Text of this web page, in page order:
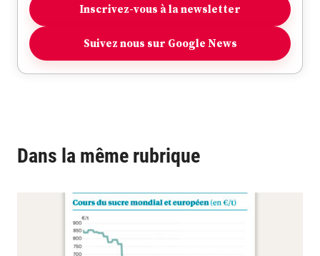
Inscrivez-vous à la newsletter
Suivez nous sur Google News
Dans la même rubrique